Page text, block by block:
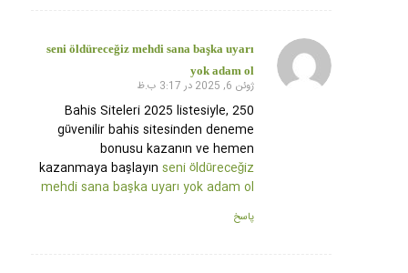
seni öldüreceğiz mehdi sana başka uyarı
yok adam ol
گفته:
ژوئن 6, 2025 در 3:17 ب.ظ
Bahis Siteleri 2025 listesiyle, 250
güvenilir bahis sitesinden deneme
bonusu kazanın ve hemen
kazanmaya başlayınseni öldüreceğiz
mehdi sana başka uyarı yok adam ol
پاسخ